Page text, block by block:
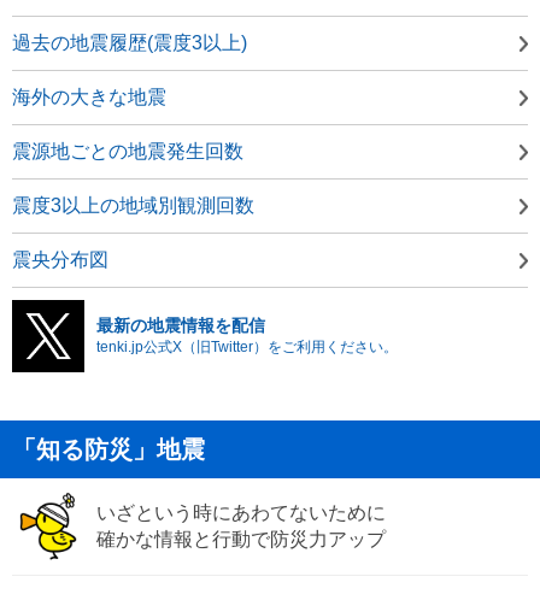
過去の地震履歴(震度3以上)
海外の大きな地震
震源地ごとの地震発生回数
震度3以上の地域別観測回数
震央分布図
最新の地震情報を配信
tenki.jp公式X（旧Twitter）をご利用ください。
「知る防災」地震
いざという時にあわてないために
確かな情報と行動で防災力アップ